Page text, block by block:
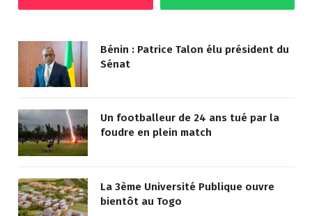
Bénin : Patrice Talon élu président du
Sénat
Un footballeur de 24 ans tué par la
foudre en plein match
La 3ème Université Publique ouvre
bientôt au Togo